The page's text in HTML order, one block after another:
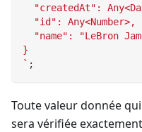
"createdAt":
  "id": Any<Number>,
"name": "LeBron
}
` ;
Toute valeur donnée
sera vérifiée